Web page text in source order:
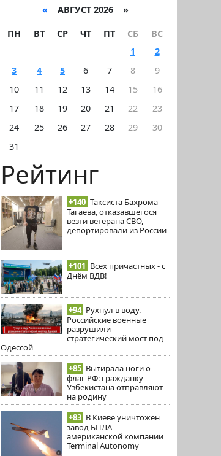
« АВГУСТ 2026 »
ПН ВТ СР ЧТ ПТ СБ
ВС
1
2
3
4 5 6 7 8
9
10
11 12 13 14 15
16
17
18 19 20 21 22
23
24
25 26 27 28 29
30
31
Рейтинг
+140 Таксиста Бахрома
Тагаева, отказавшегося
везти ветерана СВО,
депортировали из России
+101 Всех причастных - с
Днём ВДВ!
+94 Рухнул в воду.
Российские военные
разрушили
стратегический мост под
Одессой
+85 Вытирала ноги о
флаг РФ: гражданку
Узбекистана отправляют
на родину
+83 В Киеве уничтожен
завод БПЛА
американской компании
Terminal Autonomy